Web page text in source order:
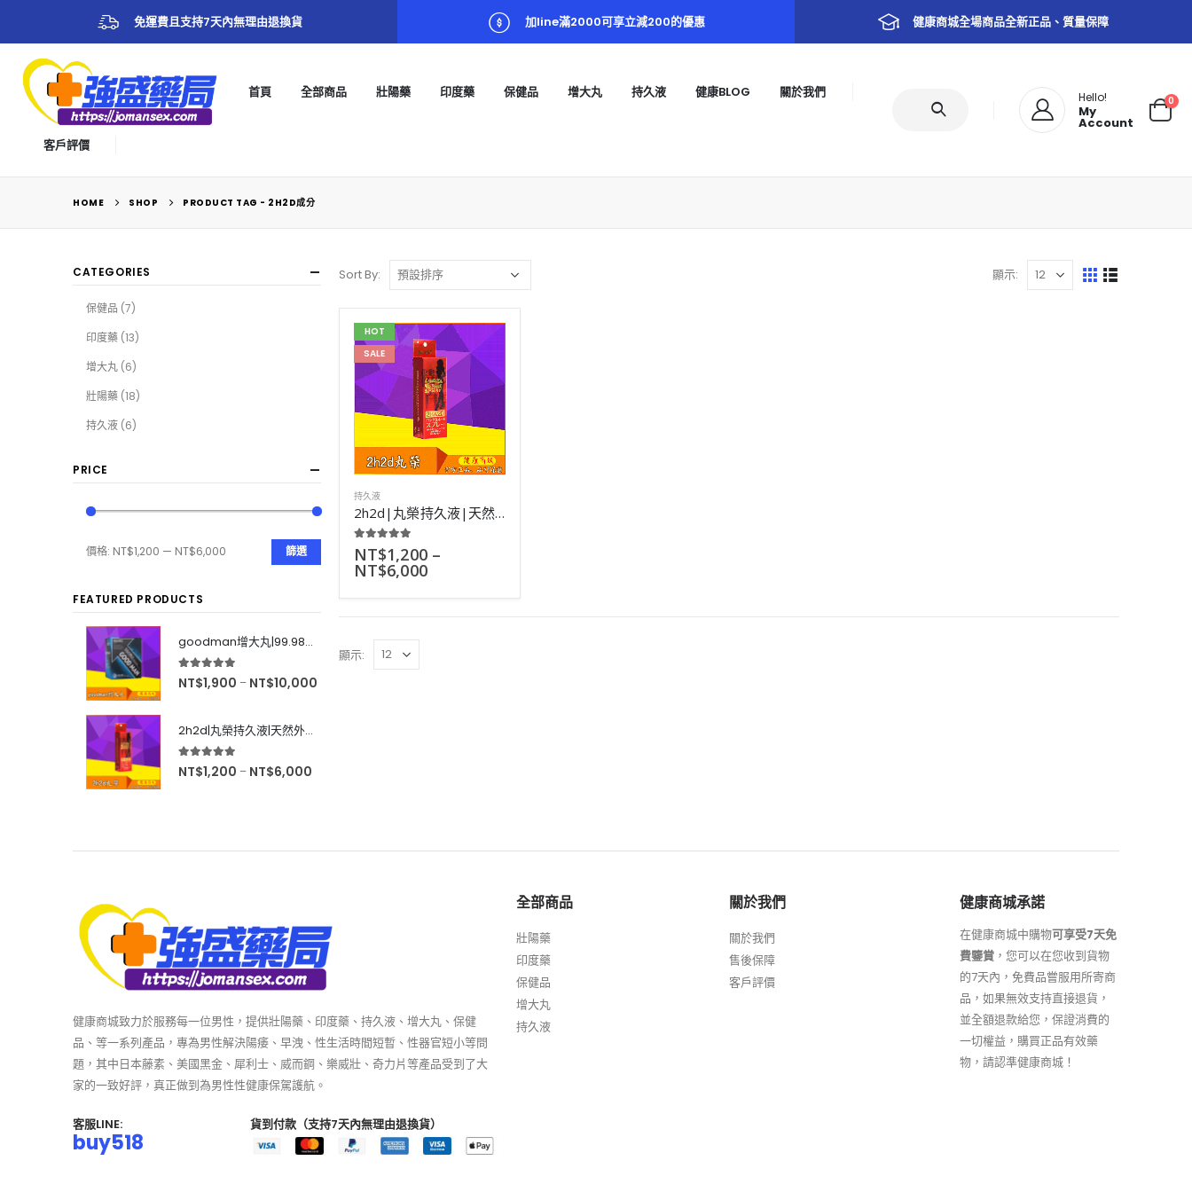
免運費且支持7天內無理由退換貨 加line滿2000可享立減200的優惠 健康商城全場商品全新正品、質量保障
首頁 全部商品 壯陽藥 印度藥 保健品 增大丸 持久液 健康BLOG 關於我們
客戶評價
Hello!
My
Account
0
HOME SHOP PRODUCT TAG - 2H2D成分
Sort By: 顯示:
HOT
SALE
持久液
2h2d|丸榮持久液|天然外用延時|效果強烈|無色無味|10ml
5.00out of 5
NT$1,200–
NT$6,000
顯示:
CATEGORIES
保健品 (7)
印度藥 (13)
增大丸 (6)
壯陽藥 (18)
持久液 (6)
PRICE
篩選
價格: NT$1,200 — NT$6,000
FEATURED PRODUCTS
goodman增大丸|99.98%有效率|增大後不反彈|效果超好|60粒
5.00 out of 5
NT$1,900 – NT$10,000
2h2d|丸榮持久液|天然外用延時|效果強烈|無色無味|10ml
5.00 out of 5
NT$1,200 – NT$6,000
健康商城致力於服務每一位男性，提供壯陽藥、印度藥、持久液、增大丸、保健
品、等一系列產品，專為男性解決陽痿、早洩、性生活時間短暫、性器官短小等問
題，其中日本藤素、美國黑金、犀利士、威而鋼、樂威壯、奇力片等產品受到了大
家的一致好評，真正做到為男性性健康保駕護航。
客服LINE:
buy518
貨到付款（支持7天內無理由退換貨）
全部商品
壯陽藥
印度藥
保健品
增大丸
持久液
關於我們
關於我們
售後保障
客戶評價
健康商城承諾
在健康商城中購物可享受7天免
費鑒賞 ，您可以在您收到貨物
的7天內，免費品嘗服用所寄商
品，如果無效支持直接退貨，
並全額退款給您，保證消費的
一切權益，購買正品有效藥
物，請認準健康商城！